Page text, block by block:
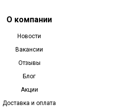
О компании
Новости
Вакансии
Отзывы
Блог
Акции
Доставка и оплата